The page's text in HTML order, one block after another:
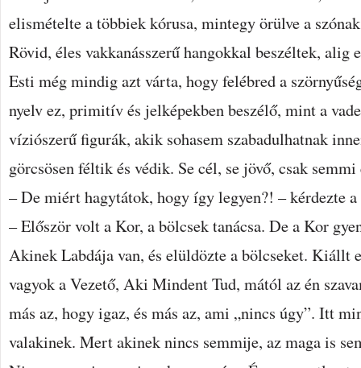
elismételte a többiek kórusa, mintegy örülve a
Rövid, éles vakkanásszerű hangokkal beszéltek, alig
Esti még mindig azt várta, hogy felébred a
nyelv ez, primitív és jelképekben beszélő, mint a
víziószerű figurák, akik sohasem szabadulhatnak
görcsösen féltik és védik. Se cél, se jövő, csak
– De miért hagytátok, hogy így legyen?! – kérdezte
– Először volt a Kor, a bölcsek tanácsa. De a Kor
Akinek Labdája van, és elüldözte a bölcseket. Kiállt
vagyok a Vezető, Aki Mindent Tud, mától az én
más az, hogy igaz, és más az, ami „nincs úgy”. Itt
valakinek. Mert akinek nincs semmije, az maga is